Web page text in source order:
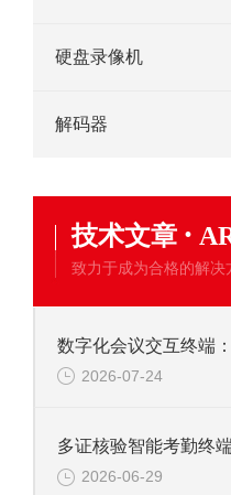
硬盘录像机
解码器
技术文章 ·
致力于成为合格的解决
2026-07-24
2026-06-29